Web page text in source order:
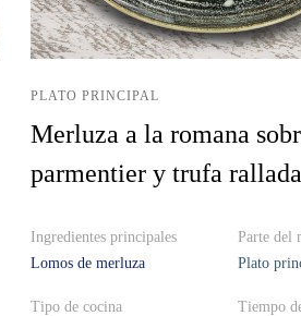
PLATO PRINCIPAL
Merluza a la romana
parmentier y trufa rallada
Ingredientes principales
Lomos de merluza
Tipo de cocina
Parte del
Plato
Tiempo